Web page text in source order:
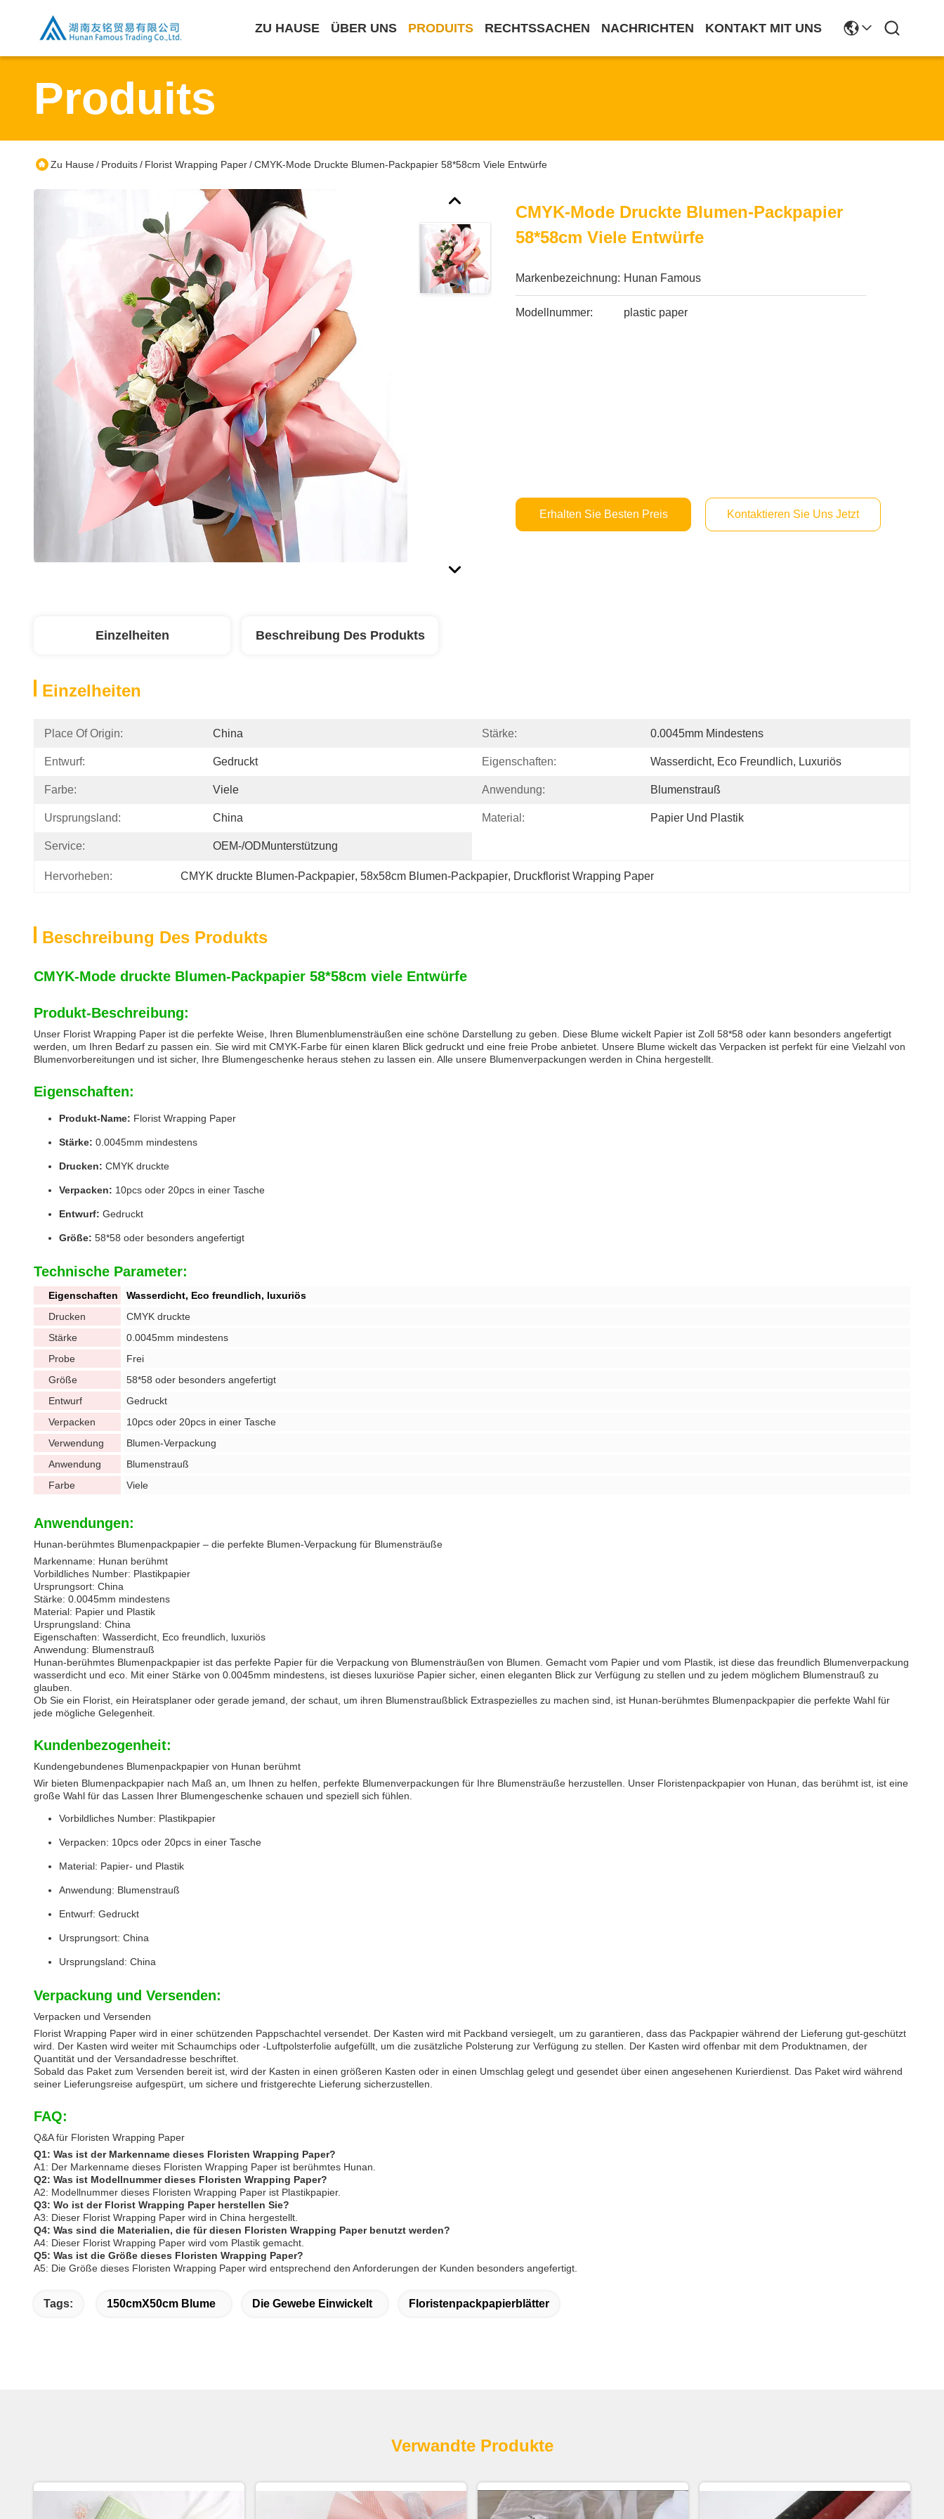
ZU HAUSE ÜBER UNS PRODUITS RECHTSSACHEN NACHRICHTEN KONTAKT MIT UNS
Produits
Zu Hause/ Produits/ Florist Wrapping Paper/CMYK-Mode Druckte Blumen-Packpapier 58*58cm Viele Entwürfe
CMYK-Mode Druckte Blumen-Packpapier
58*58cm Viele Entwürfe
Markenbezeichnung: Hunan Famous
Modellnummer: plastic paper
Erhalten Sie Besten Preis Kontaktieren Sie Uns Jetzt
Einzelheiten Beschreibung Des Produkts
Einzelheiten
Place Of Origin: China Stärke: 0.0045mm Mindestens
Entwurf: Gedruckt Eigenschaften: Wasserdicht, Eco Freundlich, Luxuriös
Farbe: Viele Anwendung: Blumenstrauß
Ursprungsland: China Material: Papier Und Plastik
Service: OEM-/ODMunterstützung
Hervorheben: CMYK druckte Blumen-Packpapier, 58x58cm Blumen-Packpapier, Druckflorist Wrapping Paper
Beschreibung Des Produkts
CMYK-Mode druckte Blumen-Packpapier 58*58cm viele Entwürfe
Produkt-Beschreibung:
Unser Florist Wrapping Paper ist die perfekte Weise, Ihren Blumenblumensträußen eine schöne Darstellung zu geben. Diese Blume wickelt Papier ist Zoll 58*58 oder kann besonders angefertigt
werden, um Ihren Bedarf zu passen ein. Sie wird mit CMYK-Farbe für einen klaren Blick gedruckt und eine freie Probe anbietet. Unsere Blume wickelt das Verpacken ist perfekt für eine Vielzahl von
Blumenvorbereitungen und ist sicher, Ihre Blumengeschenke heraus stehen zu lassen ein. Alle unsere Blumenverpackungen werden in China hergestellt.
Eigenschaften:
Produkt-Name: Florist Wrapping Paper
Stärke: 0.0045mm mindestens
Drucken: CMYK druckte
Verpacken: 10pcs oder 20pcs in einer Tasche
Entwurf: Gedruckt
Größe: 58*58 oder besonders angefertigt
Technische Parameter:
Eigenschaften
Wasserdicht, Eco freundlich, luxuriös
Drucken
CMYK druckte
Stärke
0.0045mm mindestens
Probe
Frei
Größe
58*58 oder besonders angefertigt
Entwurf
Gedruckt
Verpacken
10pcs oder 20pcs in einer Tasche
Verwendung
Blumen-Verpackung
Anwendung
Blumenstrauß
Farbe
Viele
Anwendungen:
Hunan-berühmtes Blumenpackpapier – die perfekte Blumen-Verpackung für Blumensträuße
Markenname: Hunan berühmt
Vorbildliches Number: Plastikpapier
Ursprungsort: China
Stärke: 0.0045mm mindestens
Material: Papier und Plastik
Ursprungsland: China
Eigenschaften: Wasserdicht, Eco freundlich, luxuriös
Anwendung: Blumenstrauß
Hunan-berühmtes Blumenpackpapier ist das perfekte Papier für die Verpackung von Blumensträußen von Blumen. Gemacht vom Papier und vom Plastik, ist diese das freundlich Blumenverpackung
wasserdicht und eco. Mit einer Stärke von 0.0045mm mindestens, ist dieses luxuriöse Papier sicher, einen eleganten Blick zur Verfügung zu stellen und zu jedem möglichem Blumenstrauß zu
glauben.
Ob Sie ein Florist, ein Heiratsplaner oder gerade jemand, der schaut, um ihren Blumenstraußblick Extraspezielles zu machen sind, ist Hunan-berühmtes Blumenpackpapier die perfekte Wahl für
jede mögliche Gelegenheit.
Kundenbezogenheit:
Kundengebundenes Blumenpackpapier von Hunan berühmt
Wir bieten Blumenpackpapier nach Maß an, um Ihnen zu helfen, perfekte Blumenverpackungen für Ihre Blumensträuße herzustellen. Unser Floristenpackpapier von Hunan, das berühmt ist, ist eine
große Wahl für das Lassen Ihrer Blumengeschenke schauen und speziell sich fühlen.
Vorbildliches Number: Plastikpapier
Verpacken: 10pcs oder 20pcs in einer Tasche
Material: Papier- und Plastik
Anwendung: Blumenstrauß
Entwurf: Gedruckt
Ursprungsort: China
Ursprungsland: China
Verpackung und Versenden:
Verpacken und Versenden
Florist Wrapping Paper wird in einer schützenden Pappschachtel versendet. Der Kasten wird mit Packband versiegelt, um zu garantieren, dass das Packpapier während der Lieferung gut-geschützt
wird. Der Kasten wird weiter mit Schaumchips oder -Luftpolsterfolie aufgefüllt, um die zusätzliche Polsterung zur Verfügung zu stellen. Der Kasten wird offenbar mit dem Produktnamen, der
Quantität und der Versandadresse beschriftet.
Sobald das Paket zum Versenden bereit ist, wird der Kasten in einen größeren Kasten oder in einen Umschlag gelegt und gesendet über einen angesehenen Kurierdienst. Das Paket wird während
seiner Lieferungsreise aufgespürt, um sichere und fristgerechte Lieferung sicherzustellen.
FAQ:
Q&A für Floristen Wrapping Paper
Q1: Was ist der Markenname dieses Floristen Wrapping Paper?
A1: Der Markenname dieses Floristen Wrapping Paper ist berühmtes Hunan.
Q2: Was ist Modellnummer dieses Floristen Wrapping Paper?
A2: Modellnummer dieses Floristen Wrapping Paper ist Plastikpapier.
Q3: Wo ist der Florist Wrapping Paper herstellen Sie?
A3: Dieser Florist Wrapping Paper wird in China hergestellt.
Q4: Was sind die Materialien, die für diesen Floristen Wrapping Paper benutzt werden?
A4: Dieser Florist Wrapping Paper wird vom Plastik gemacht.
Q5: Was ist die Größe dieses Floristen Wrapping Paper?
A5: Die Größe dieses Floristen Wrapping Paper wird entsprechend den Anforderungen der Kunden besonders angefertigt.
Tags: 150cmX50cm Blume Die Gewebe Einwickelt Floristenpackpapierblätter
Verwandte Produkte